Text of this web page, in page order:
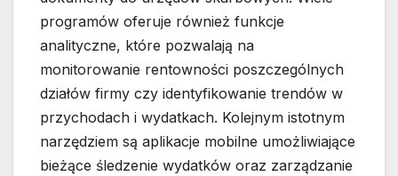
programów oferuje również funkcje
analityczne, które pozwalają na
monitorowanie rentowności poszczególnych
działów firmy czy identyfikowanie trendów w
przychodach i wydatkach. Kolejnym istotnym
narzędziem są aplikacje mobilne umożliwiające
bieżące śledzenie wydatków oraz zarządzanie